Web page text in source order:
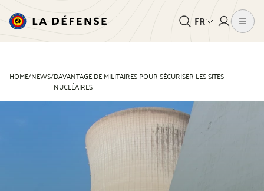
FR
HOME/NEWS/DAVANTAGE DE MILITAIRES POUR SÉCURISER LES SITES
NUCLÉAIRES